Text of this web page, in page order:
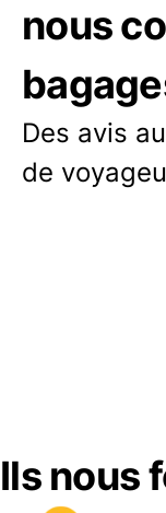
nous
Des avis
de
Ils nous